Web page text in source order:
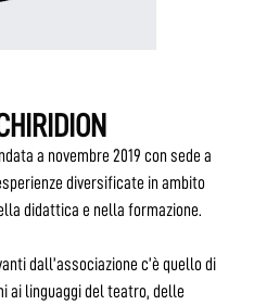
a novembre 2019 con sede a
diversificate in ambito
didattica e nella formazione.
dall’associazione c’è quello di
ai linguaggi del teatro, delle